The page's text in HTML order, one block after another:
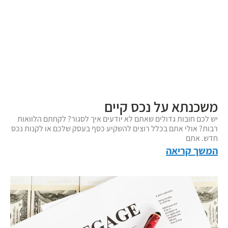
משכנתא על נכס קיים
יש לכם חובות גדולים שאתם לא יודעים איך לסגור? לקחתם הלוואות
רבות? אולי אתם בכלל רוצים להשקיע כסף בעסק שלכם או לקנות נכס
חדש. אתם
המשך קריאה